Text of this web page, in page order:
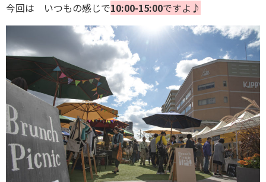
今回は いつもの感じで10:00-15:00ですよ♪